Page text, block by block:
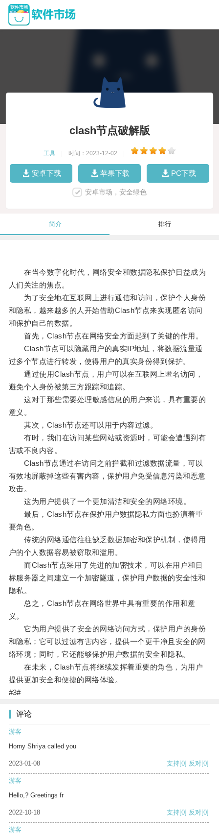
clash节点破解版
工具 时间：2023-12-02
安卓下载 苹果下载 PC下载
安卓市场，安全绿色
简介 排行
在当今数字化时代，网络安全和数据隐私保护日益成为
人们关注的焦点。
为了安全地在互联网上进行通信和访问，保护个人身份
和隐私，越来越多的人开始借助Clash节点来实现匿名访问
和保护自己的数据。
首先，Clash节点在网络安全方面起到了关键的作用。
Clash节点可以隐藏用户的真实IP地址，将数据流量通
过多个节点进行转发，使得用户的真实身份得到保护。
通过使用Clash节点，用户可以在互联网上匿名访问，
避免个人身份被第三方跟踪和追踪。
这对于那些需要处理敏感信息的用户来说，具有重要的
意义。
其次，Clash节点还可以用于内容过滤。
有时，我们在访问某些网站或资源时，可能会遭遇到有
害或不良内容。
Clash节点通过在访问之前拦截和过滤数据流量，可以
有效地屏蔽掉这些有害内容，保护用户免受信息污染和恶意
攻击。
这为用户提供了一个更加清洁和安全的网络环境。
最后，Clash节点在保护用户数据隐私方面也扮演着重
要角色。
传统的网络通信往往缺乏数据加密和保护机制，使得用
户的个人数据容易被窃取和滥用。
而Clash节点采用了先进的加密技术，可以在用户和目
标服务器之间建立一个加密隧道，保护用户数据的安全性和
隐私。
总之，Clash节点在网络世界中具有重要的作用和意
义。
它为用户提供了安全的网络访问方式，保护用户的身份
和隐私；它可以过滤有害内容，提供一个更干净且安全的网
络环境；同时，它还能够保护用户数据的安全和隐私。
在未来，Clash节点将继续发挥着重要的角色，为用户
提供更加安全和便捷的网络体验。
#3#
评论
游客
Horny Shriya called you
2023-01-08 支持[0] 反对[0]
游客
Hello,? Greetings fr
2022-10-18 支持[0] 反对[0]
游客